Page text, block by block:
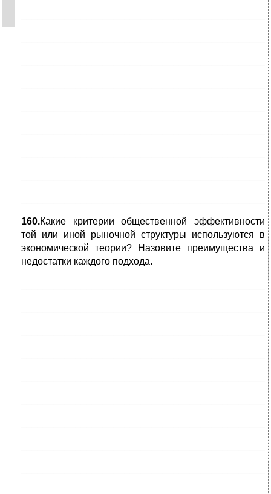
160.Какие критерии общественной эффективности
той или иной рыночной структуры используются в
экономической теории? Назовите преимущества и
недостатки каждого подхода.